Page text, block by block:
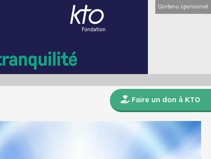
Contenu sponsorisé
Faire un don à KTO